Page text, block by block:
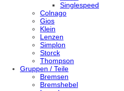
Singlespeed
Colnago
Gios
Klein
Lenzen
Simplon
Storck
Thompson
Gruppen / Teile
Bremsen
Bremshebel